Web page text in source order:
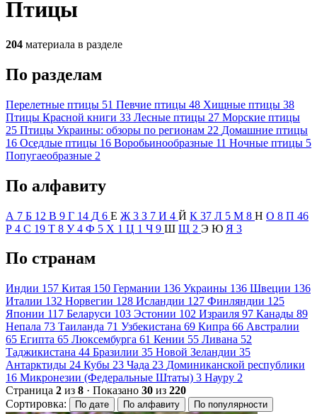
Птицы
204 материала в разделе
По разделам
Перелетные птицы 51 Певчие птицы 48 Хищные птицы 38
Птицы Красной книги 33 Лесные птицы 27 Морские птицы
25 Птицы Украины: обзоры по регионам 22 Домашние птицы
16 Оседлые птицы 16 Воробьинообразные 11 Ночные птицы 5
Попугаеобразные 2
По алфавиту
А 7 Б 12 В 9 Г 14 Д 6 Е Ж 3 З 7 И 4 Й К 37 Л 5 М 8 Н О 8 П 46
Р 4 С 19 Т 8 У 4 Ф 5 Х 1 Ц 1 Ч 9 Ш Щ 2 Э Ю Я 3
По странам
Индии 157 Китая 150 Германии 136 Украины 136 Швеции 136
Италии 132 Норвегии 128 Исландии 127 Финляндии 125
Японии 117 Беларуси 103 Эстонии 102 Израиля 97 Канады 89
Непала 73 Таиланда 71 Узбекистана 69 Кипра 66 Австралии
65 Египта 65 Люксембурга 61 Кении 55 Ливана 52
Таджикистана 44 Бразилии 35 Новой Зеландии 35
Антарктиды 24 Кубы 23 Чада 23 Доминиканской республики
16 Микронезии (Федеральные Штаты) 3 Науру 2
Страница 2 из 8 · Показано 30 из 220
Сортировка:
По дате По алфавиту По популярности